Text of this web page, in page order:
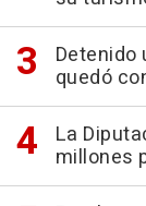
Detenido
quedó
La
millones